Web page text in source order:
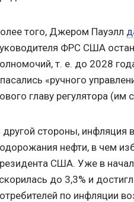
того, Джером Пауэлл
ФРС США
т. е. до 2028
«ручного
главу регулятора (им
другой стороны, инфляция
нефти, в чем
США. Уже в
до 3,3% и
по инфляции